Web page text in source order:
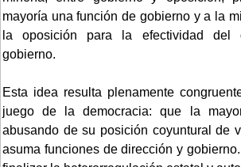
mayoría una función de gobierno y a la
la oposición para la efectividad del
gobierno.
Esta idea resulta plenamente
juego de la democracia: que la
abusando de su posición coyuntural de
asuma funciones de dirección y